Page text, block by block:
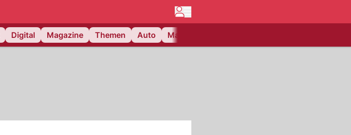
Digital Magazine Themen Auto Matchcenter